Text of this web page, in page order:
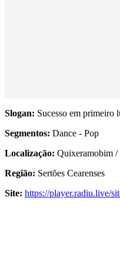
Slogan: Sucesso em primeiro
Segmentos: Dance - Pop
Localização: Quixeramobim /
Região: Sertões Cearenses
Site: https://player.radiu.live/